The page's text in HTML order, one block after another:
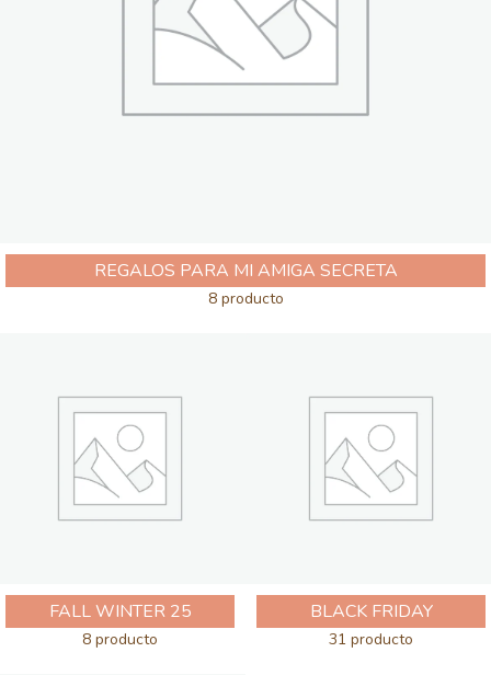
REGALOS PARA MI AMIGA SECRETA
8 producto
FALL WINTER 25
8 producto
BLACK FRIDAY
31 producto